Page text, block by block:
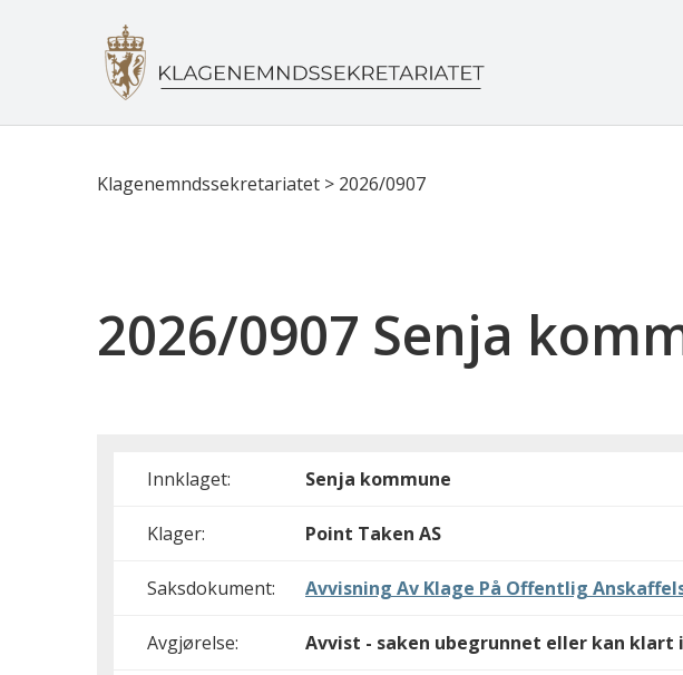
Klagenemndssekretariatet > 2026/0907
2026/0907 Senja
Innklaget: Senja kommune
Klager: Point Taken AS
Saksdokument: Avvisning Av Klage På Offentlig
Avgjørelse: Avvist - saken ubegrunnet eller kan